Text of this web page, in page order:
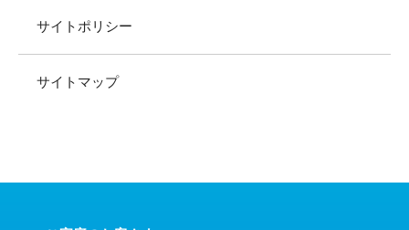
サイトポリシー
サイトマップ